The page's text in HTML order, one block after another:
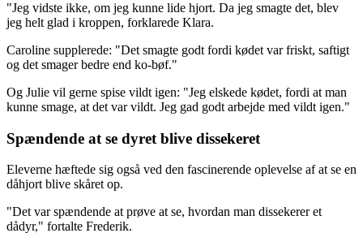
"Jeg vidste ikke, om jeg kunne lide hjort. Da jeg smagte det, blev
jeg helt glad i kroppen, forklarede Klara.
Caroline supplerede: "Det smagte godt fordi kødet var friskt, saftigt
og det smager bedre end ko-bøf."
Og Julie vil gerne spise vildt igen: "Jeg elskede kødet, fordi at man
kunne smage, at det var vildt. Jeg gad godt arbejde med vildt igen."
Spændende at se dyret blive dissekeret
Eleverne hæftede sig også ved den fascinerende oplevelse af at se en
dåhjort blive skåret op.
"Det var spændende at prøve at se, hvordan man dissekerer et
dådyr," fortalte Frederik.